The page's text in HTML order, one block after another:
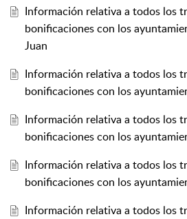
Información relativa a todos los
bonificaciones con los
Juan
Información relativa a todos los
bonificaciones con los
Información relativa a todos los
bonificaciones con los
Información relativa a todos los
bonificaciones con los
Información relativa a todos los